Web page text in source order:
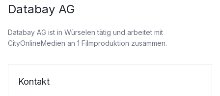
Databay AG
Databay AG ist in Würselen tätig und arbeitet mit
CityOnlineMedien an 1 Filmproduktion zusammen.
Kontakt